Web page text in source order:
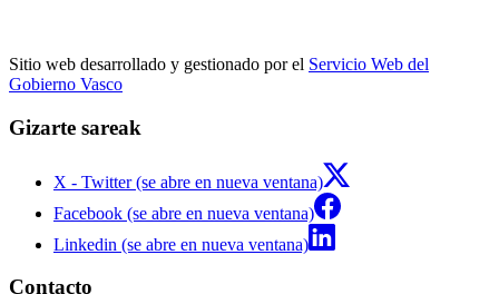
Sitio web desarrollado y gestionado por el Servicio Web del
Gobierno Vasco
Gizarte sareak
X - Twitter (se abre en nueva ventana)
Facebook (se abre en nueva ventana)
Linkedin (se abre en nueva ventana)
Contacto